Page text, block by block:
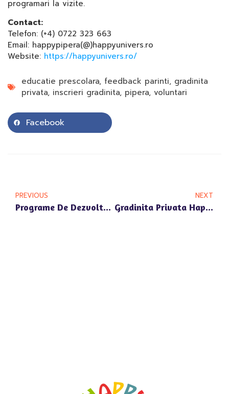
programari la vizite.
Contact:
Telefon: (+4) 0722 323 663
Email: happypipera(@)happyunivers.ro
Website: https://happyunivers.ro/
educatie prescolara, feedback parinti, gradinita
privata, inscrieri gradinita, pipera, voluntari
Facebook
PREVIOUS
Programe De Dezvoltare Personala In Gradinita Privata Happy Univers Pipera
NEXT
Gradinita Privata Happy Univers Pipera Si Importanta Educatiei Prin Joc